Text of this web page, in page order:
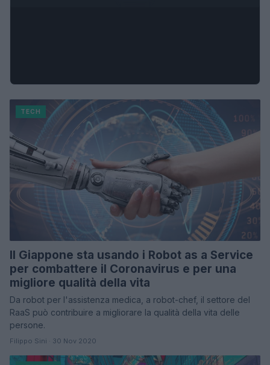
TECH
Il Giappone sta usando i Robot as a Service
per combattere il Coronavirus e per una
migliore qualità della vita
Da robot per l'assistenza medica, a robot-chef, il settore del
RaaS può contribuire a migliorare la qualità della vita delle
persone.
Filippo Sini · 30 Nov 2020